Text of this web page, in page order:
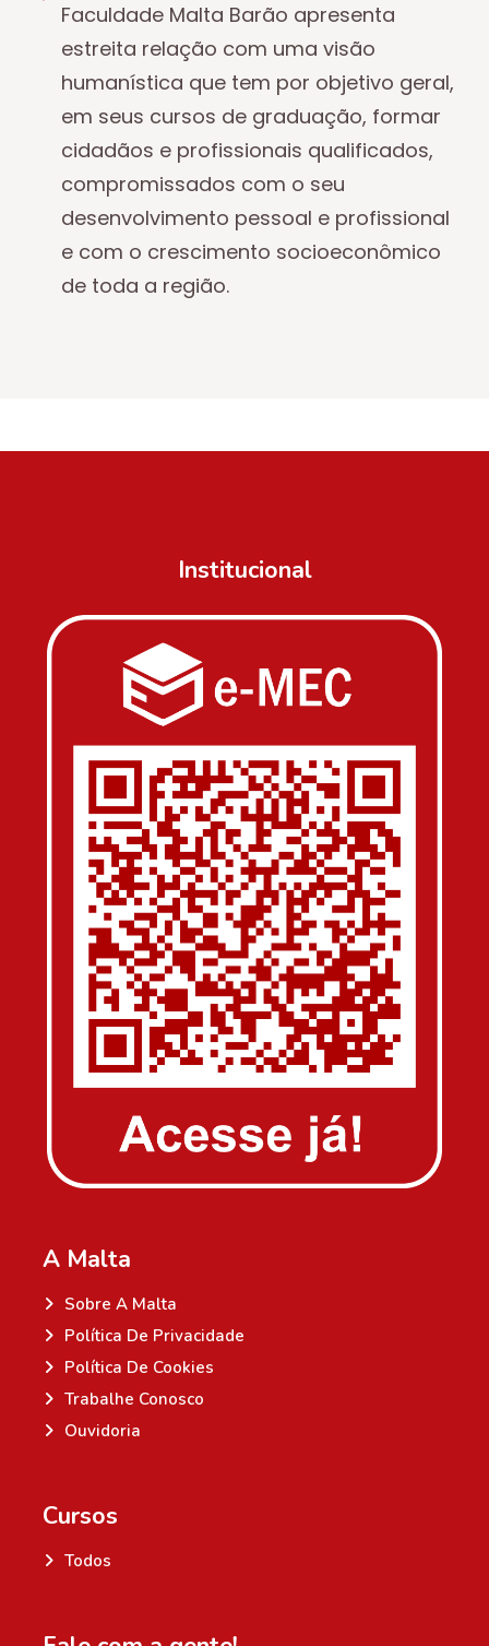
Faculdade Malta Barão apresenta
estreita relação com uma visão
humanística que tem por objetivo geral,
em seus cursos de graduação, formar
cidadãos e profissionais qualificados,
compromissados com o seu
desenvolvimento pessoal e profissional
e com o crescimento socioeconômico
de toda a região.
Institucional
A Malta
Sobre A Malta
Política De Privacidade
Política De Cookies
Trabalhe Conosco
Ouvidoria
Cursos
Todos